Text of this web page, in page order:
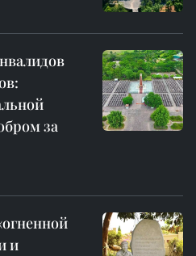
за
и